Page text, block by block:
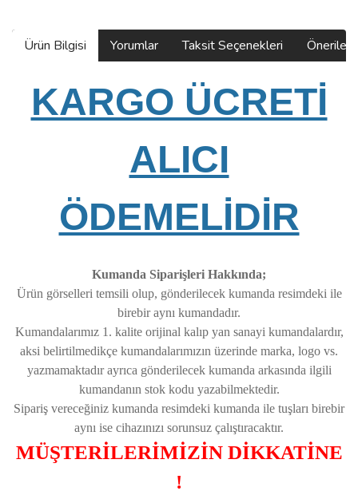
Ürün Bilgisi Yorumlar Taksit Seçenekleri
KARGO ÜCRETİ
ALICI
ÖDEMELİDİR
Kumanda Siparişleri Hakkında;
Ürün görselleri temsili olup, gönderilecek kumanda resimdeki ile
birebir aynı kumandadır.
Kumandalarımız 1. kalite orijinal kalıp yan sanayi kumandalardır,
aksi belirtilmedikçe kumandalarımızın üzerinde marka, logo vs.
yazmamaktadır ayrıca gönderilecek kumanda arkasında ilgili
kumandanın stok kodu yazabilmektedir.
Sipariş vereceğiniz kumanda resimdeki kumanda ile tuşları birebir
aynı ise cihazınızı sorunsuz çalıştıracaktır.
MÜŞTERİLERİMİZİN DİKKATİNE
!